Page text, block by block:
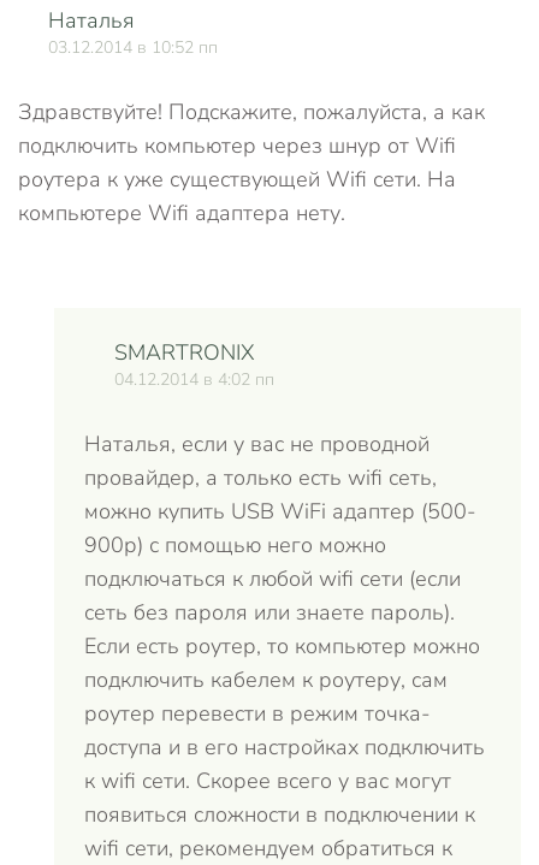
Наталья
03.12.2014 в 10:52 пп
Здравствуйте! Подскажите, пожалуйста, а как
подключить компьютер через шнур от Wifi
роутера к уже существующей Wifi сети. На
компьютере Wifi адаптера нету.
SMARTRONIX
04.12.2014 в 4:02 пп
Наталья, если у вас не проводной
провайдер, а только есть wifi сеть,
можно купить USB WiFi адаптер (500-
900р) с помощью него можно
подключаться к любой wifi сети (если
сеть без пароля или знаете пароль).
Если есть роутер, то компьютер можно
подключить кабелем к роутеру, сам
роутер перевести в режим точка-
доступа и в его настройках подключить
к wifi сети. Скорее всего у вас могут
появиться сложности в подключении к
wifi сети, рекомендуем обратиться к